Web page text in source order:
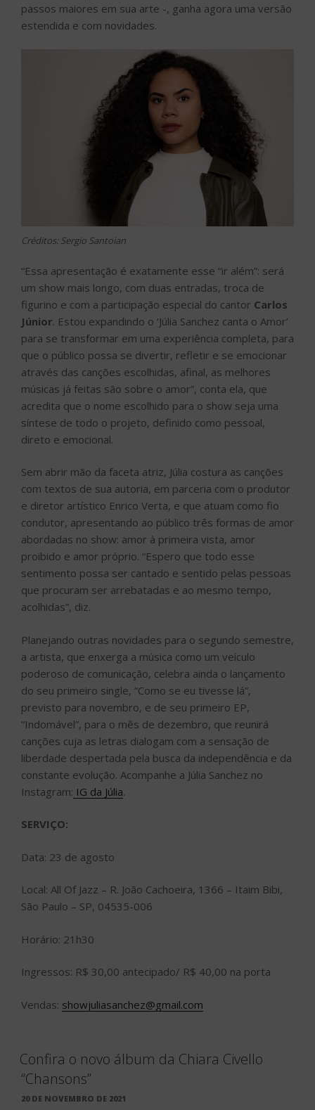
passos maiores em sua arte -, ganha agora uma versão
estendida e com novidades.
Créditos: Sergio Santoian
“Essa apresentação é exatamente esse “ir além”: será
um show mais longo, com duas entradas, troca de
figurino e com a participação especial do cantor Carlos
Júnior. Estou expandindo o ‘Júlia Sanchez canta o Amor’
para se transformar em uma experiência completa, para
que o público possa se divertir, refletir e se emocionar
através das canções escolhidas, afinal, as melhores
músicas já feitas são sobre o amor”, conta ela, que
acredita que o nome escolhido para o show seja uma
síntese de todo o projeto, definido como pessoal,
direto e emocional.
Sem abrir mão da faceta atriz, Júlia costura as canções
com textos de sua autoria, em parceria com o produtor
e diretor artístico Enrico Verta, e que atuam como fio
condutor, apresentando ao público três formas de amor
abordadas no show: amor à primeira vista, amor
proibido e amor próprio. “Espero que todo esse
sentimento possa ser cantado e sentido pelas pessoas
que procuram ser arrebatadas e ao mesmo tempo,
acolhidas”, diz.
Planejando outras novidades para o segundo semestre,
a artista, que enxerga a música como um veículo
poderoso de comunicação, celebra ainda o lançamento
do seu primeiro single, “Como se eu tivesse lá”,
previsto para novembro, e de seu primeiro EP,
“Indomável”, para o mês de dezembro, que reunirá
canções cuja as letras dialogam com a sensação de
liberdade despertada pela busca da independência e da
constante evolução. Acompanhe a Júlia Sanchez no
Instagram: IG da Júlia.
SERVIÇO:
Data: 23 de agosto
Local: All Of Jazz – R. João Cachoeira, 1366 – Itaim Bibi,
São Paulo – SP, 04535-006
Horário: 21h30
Ingressos: R$ 30,00 antecipado/ R$ 40,00 na porta
Vendas: showjuliasanchez@gmail.com
Confira o novo álbum da Chiara Civello
“Chansons”
PUBLICADO
20 DE NOVEMBRO DE 2021